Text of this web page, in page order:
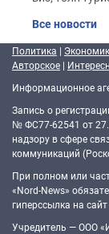
Все новости
Политика |
Авторское |
Информационное
Запись о
№ ФС77-62541 от
надзору в сфере
коммуникаций
При полном или
«Nord-News»
гиперссылка на
Учредитель — ООО